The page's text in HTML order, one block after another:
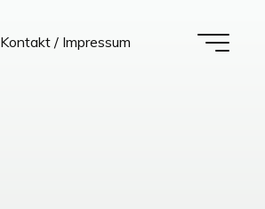
Kontakt / Impressum